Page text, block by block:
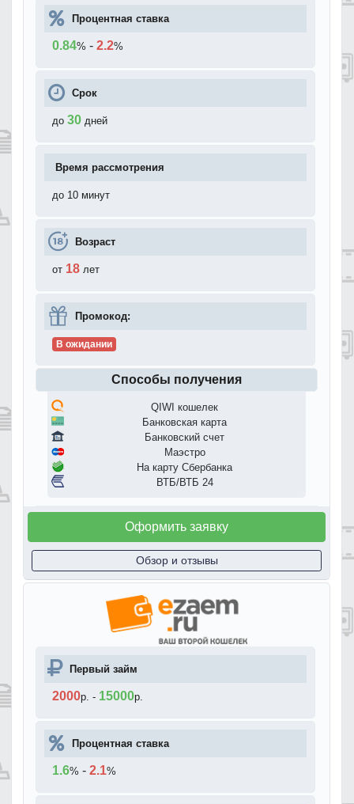
Процентная ставка
0.84% - 2.2%
Срок
до 30 дней
Время рассмотрения
до 10 минут
Возраст
от 18 лет
Промокод:
В ожидании
Способы получения
QIWI кошелек
Банковская карта
Банковский счет
Маэстро
На карту Сбербанка
ВТБ/ВТБ 24
Оформить заявку
Обзор и отзывы
Первый займ
2000р. - 15000р.
Процентная ставка
1.6% - 2.1%